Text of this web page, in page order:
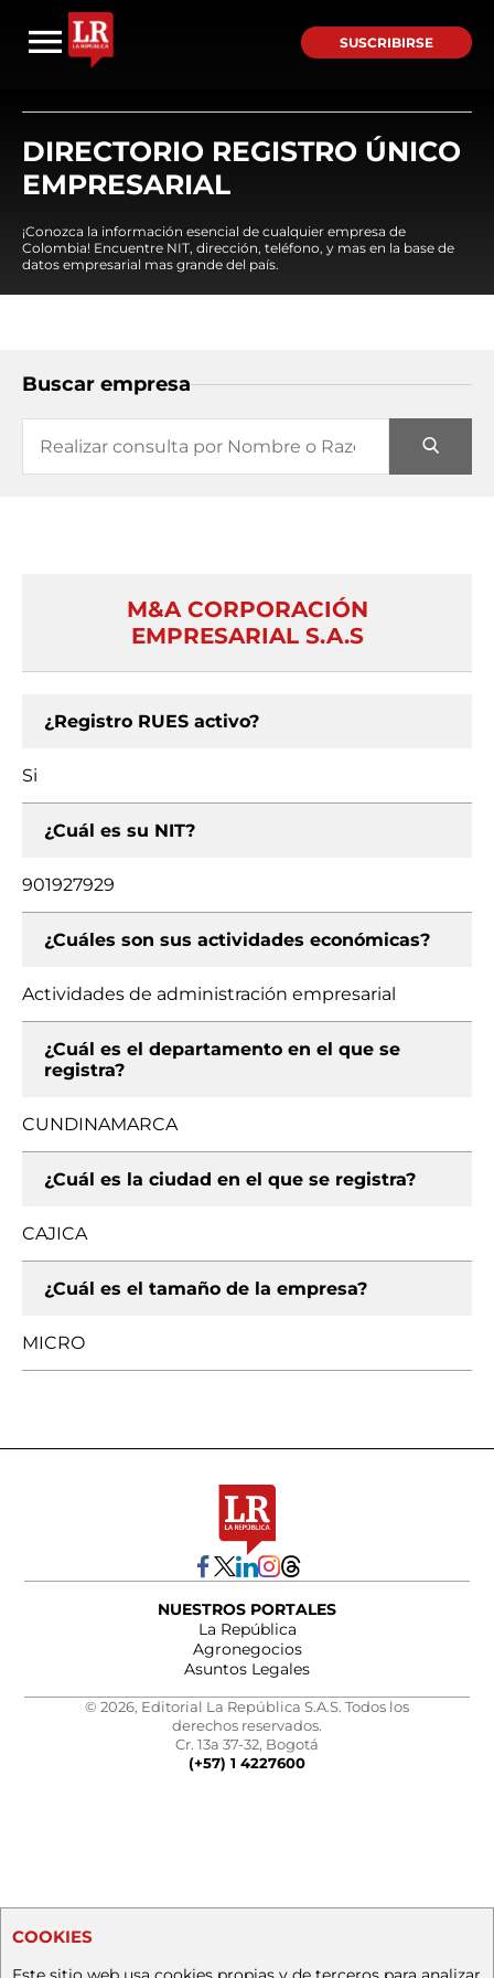
SUSCRIBIRSE
DIRECTORIO REGISTRO ÚNICO
EMPRESARIAL
¡Conozca la información esencial de cualquier empresa de
Colombia! Encuentre NIT, dirección, teléfono, y mas en la base de
datos empresarial mas grande del país.
Buscar empresa
M&A CORPORACIÓN
EMPRESARIAL S.A.S
¿Registro RUES activo?
Si
¿Cuál es su NIT?
901927929
¿Cuáles son sus actividades económicas?
Actividades de administración empresarial
¿Cuál es el departamento en el que se
registra?
CUNDINAMARCA
¿Cuál es la ciudad en el que se registra?
CAJICA
¿Cuál es el tamaño de la empresa?
MICRO
NUESTROS PORTALES
La República
Agronegocios
Asuntos Legales
© 2026, Editorial La República S.A.S. Todos los
derechos reservados.
Cr. 13a 37-32, Bogotá
(+57) 1 4227600
COOKIES